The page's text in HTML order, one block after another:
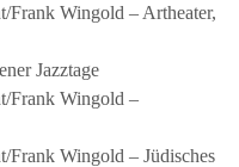
Wingold – Artheater,
Jazztage
Frank Wingold –
Wingold – Jüdisches